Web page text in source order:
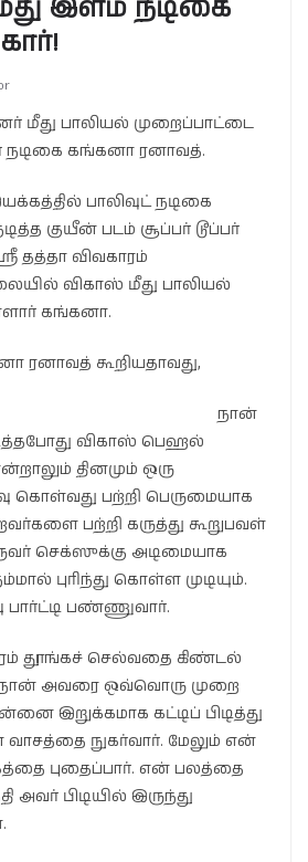
இளம் நடிகை
மீது பாலியல் முறைப்பாட்டை
கங்கனா ரனாவத்.
பாலிவுட் நடிகை
குயீன் படம் சூப்பர் டூப்பர்
தத்தா விவகாரம்
விகாஸ் மீது பாலியல்
கங்கனா.
ரனாவத் கூறியதாவது,
நான்
விகாஸ் பெஹல்
தினமும் ஒரு
பற்றி பெருமையாக
பற்றி கருத்து கூறுபவள்
செக்ஸுக்கு அடிமையாக
புரிந்து கொள்ள முடியும்.
பார்ட்டி பண்ணுவார்.
தூங்கச் செல்வதை கிண்டல்
நான் அவரை ஒவ்வொரு முறை
இறுக்கமாக கட்டிப் பிடித்து
நுகர்வார். மேலும் என்
புதைப்பார். என் பலத்தை
அவர் பிடியில் இருந்து